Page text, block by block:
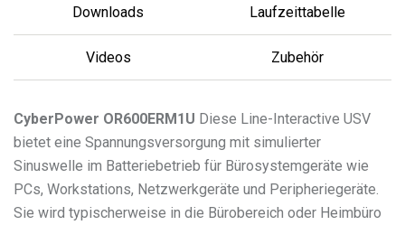
Downloads Laufzeittabelle
Videos Zubehör
CyberPower OR600ERM1U Diese Line-Interactive USV
bietet eine Spannungsversorgung mit simulierter
Sinuswelle im Batteriebetrieb für Bürosystemgeräte wie
PCs, Workstations, Netzwerkgeräte und Peripheriegeräte.
Sie wird typischerweise in die Bürobereich oder Heimbüro